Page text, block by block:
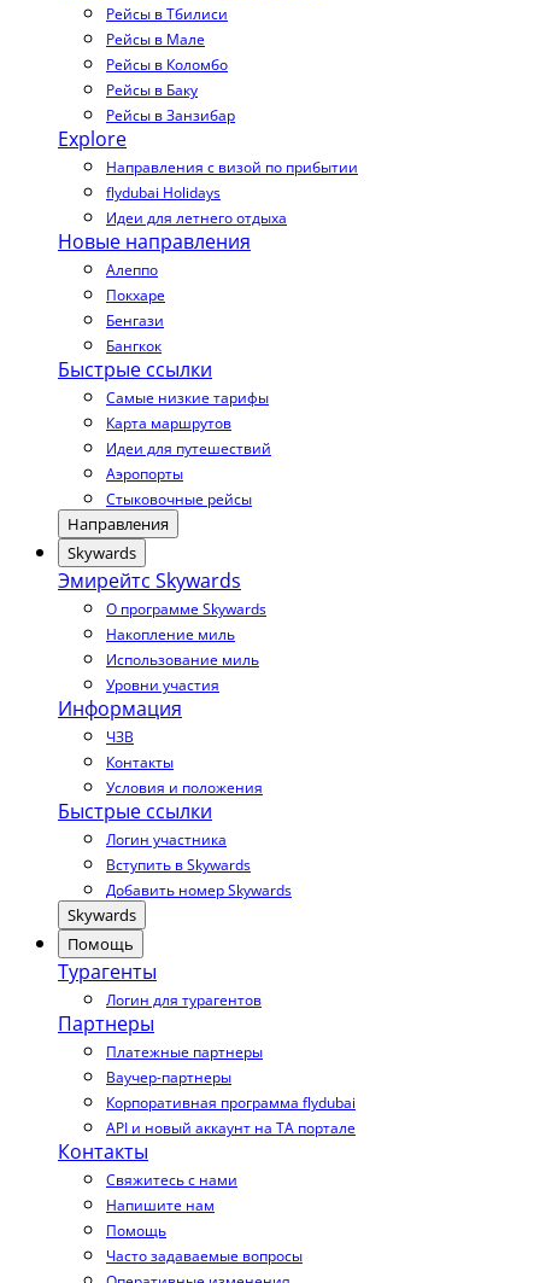
Рейсы в Тбилиси
Рейсы в Мале
Рейсы в Коломбо
Рейсы в Баку
Рейсы в Занзибар
Explore
Направления с визой по прибытии
flydubai Holidays
Идеи для летнего отдыха
Новые направления
Алеппо
Покхаре
Бенгази
Бангкок
Быстрые ссылки
Самые низкие тарифы
Карта маршрутов
Идеи для путешествий
Аэропорты
Стыковочные рейсы
Направления
Skywards
Эмирейтс Skywards
О программе Skywards
Накопление миль
Использование миль
Уровни участия
Информация
ЧЗВ
Контакты
Условия и положения
Быстрые ссылки
Логин участника
Вступить в Skywards
Добавить номер Skywards
Skywards
Помощь
Турагенты
Логин для турагентов
Партнеры
Платежные партнеры
Ваучер-партнеры
Корпоративная программа flydubai
API и новый аккаунт на TA портале
Контакты
Свяжитесь с нами
Напишите нам
Помощь
Часто задаваемые вопросы